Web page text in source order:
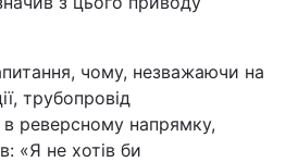
чому, незважаючи на
трубопровід
реверсному напрямку,
«Я не хотів би